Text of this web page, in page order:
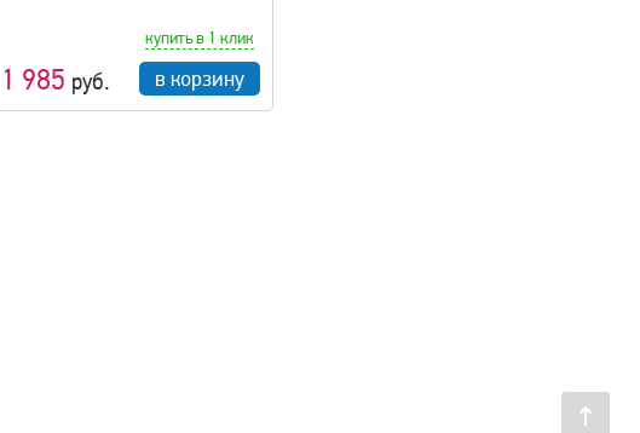
1 985 руб.
купить в 1 клик
в корзину